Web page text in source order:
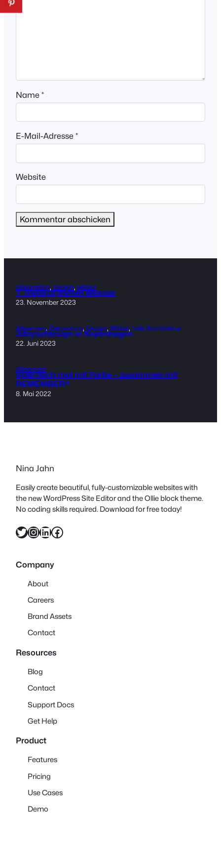
Name *
E-Mail-Adresse *
Website
Dekoration, Design, Möbel
7. Insta(dt)treffen Weimar
23. November 2023
Allgemein, Dekoration, Design, Möbel, tolle Architektur
3daysofdesign in Kopenhagen
22. Juni 2023
Allgemein
Spiel doch mal mit Farbe – zusammen mit
REMEMBER®
8. Mai 2022
Nina Jahn
Easily create beautiful, fully-customizable websites with
the new WordPress Site Editor and the Ollie block theme.
No coding skills required. Download for free today!
Twitter InstagramLinkedIn Facebook
Company
About
Careers
Brand Assets
Contact
Resources
Blog
Contact
Support Docs
Get Help
Product
Features
Pricing
Use Cases
Demo